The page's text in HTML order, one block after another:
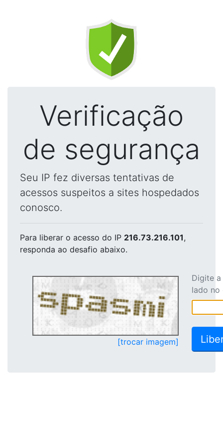
Verificação
de segurança
Seu IP fez diversas tentativas de
acessos suspeitos a sites hospedados
conosco.
Para liberar o acesso do IP 216.73.216.101,
responda ao desafio abaixo.
[trocar imagem]
Digite
lado no